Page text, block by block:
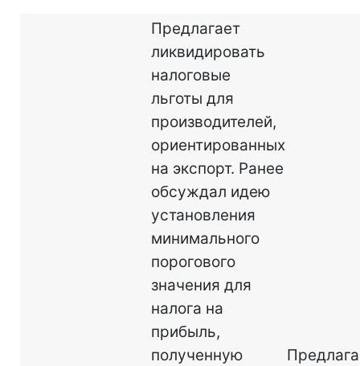
Предлагает
ликвидировать
налоговые
льготы для
производителей,
ориентированных
на экспорт. Ранее
обсуждал идею
установления
минимального
порогового
значения для
налога на
прибыль,
полученную